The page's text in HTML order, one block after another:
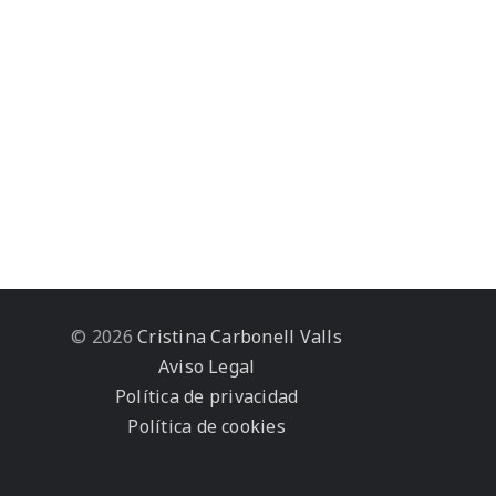
© 2026 Cristina Carbonell Valls
Aviso Legal
Política de privacidad
Política de cookies